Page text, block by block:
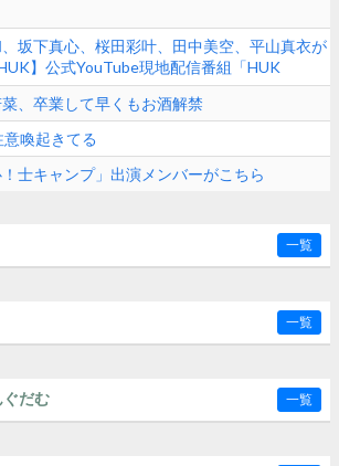
、坂下真心、桜田彩叶、田中美空、平山真衣が
】公式YouTube現地配信番組「HUK
菜、卒業して早くもお酒解禁
意喚起きてる
！士キャンプ」出演メンバーがこちら
一覧
一覧
だむ 一覧